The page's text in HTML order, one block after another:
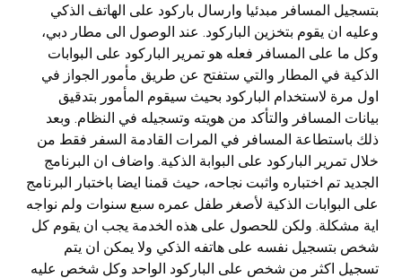
بتسجيل المسافر مبدئيا وارسال باركود على الهاتف الذكي
وعليه ان يقوم بتخزين الباركود. عند الوصول الى مطار دبي،
وكل ما على المسافر فعله هو تمرير الباركود على البوابات
الذكية في المطار والتي ستفتح عن طريق مأمور الجواز في
اول مرة لاستخدام الباركود بحيث سيقوم المأمور بتدقيق
بيانات المسافر والتأكد من هويته وتسجيله في النظام. وبعد
ذلك باستطاعة المسافر في المرات القادمة السفر فقط من
خلال تمرير الباركود على البوابة الذكية. واضاف ان البرنامج
الجديد تم اختباره واثبت نجاحه، حيث قمنا ايضا باختبار البرنامج
على البوابات الذكية لأصغر طفل عمره سبع سنوات ولم نواجه
اية مشكلة. ولكن للحصول على هذه الخدمة يجب ان يقوم كل
شخص بتسجيل نفسه على هاتفه الذكي ولا يمكن ان يتم
تسجيل اكثر من شخص على الباركود الواحد وكل شخص عليه